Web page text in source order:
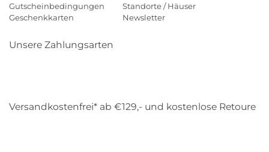
Gutscheinbedingungen
Geschenkkarten
Standorte / Häuser
Newsletter
Unsere Zahlungsarten
Versandkostenfrei* ab €129,- und kostenlose Retoure